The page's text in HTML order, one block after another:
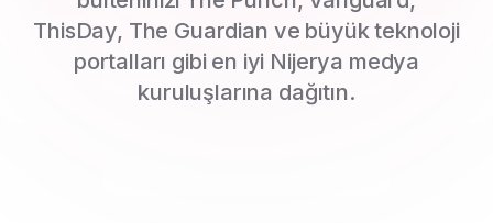
ThisDay, The Guardian ve büyük teknoloji
portalları gibi en iyi Nijerya medya
kuruluşlarına dağıtın.